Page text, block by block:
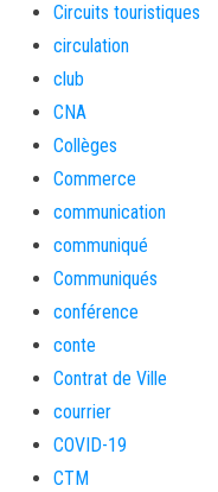
Circuits touristiques
circulation
club
CNA
Collèges
Commerce
communication
communiqué
Communiqués
conférence
conte
Contrat de Ville
courrier
COVID-19
CTM